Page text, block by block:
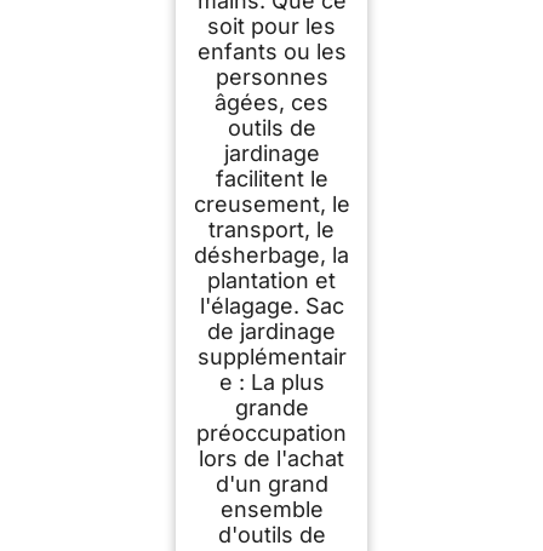
soit pour les
enfants ou les
personnes
âgées, ces
outils de
jardinage
facilitent le
creusement, le
transport, le
désherbage, la
plantation et
l'élagage. Sac
de jardinage
supplémentair
e : La plus
grande
préoccupation
lors de l'achat
d'un grand
ensemble
d'outils de